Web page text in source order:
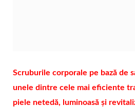
Scruburile corporale pe bază de
unele dintre cele mai eficiente
piele netedă, luminoasă și